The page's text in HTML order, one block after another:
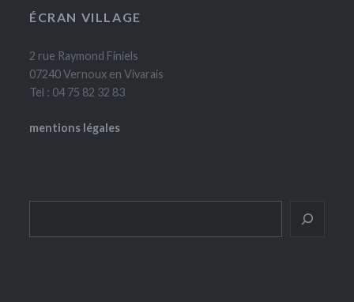
ÉCRAN VILLAGE
2 rue Raymond Finiels
07240 Vernoux en Vivarais
Tel : 04 75 82 32 83
mentions légales